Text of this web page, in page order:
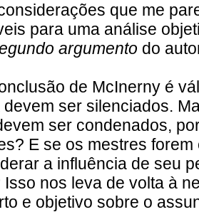
que me
para uma análise
argumento do
de McInerny é
ser silenciados.
ser condenados,
E se os mestres
a influência de seu
Isso nos leva de volta à
e objetivo sobre o